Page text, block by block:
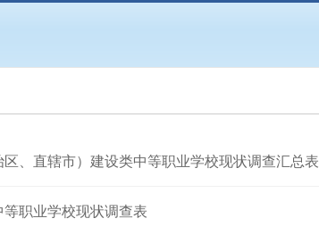
区、直辖市）建设类中等职业学校现状调查汇总表
等职业学校现状调查表